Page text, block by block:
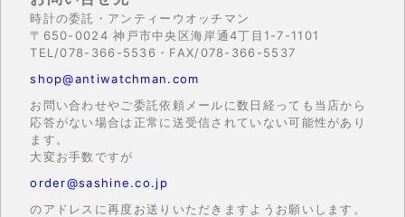
時計の委託・アンティーウオッチマン
〒650-0024 神戸市中央区海岸通4丁目1-7-1101
TEL/078-366-5536・FAX/078-366-5537
shop@antiwatchman.com
お問い合わせやご委託依頼メールに数日経っても当店から
応答がない場合は正常に送受信されていない可能性があり
ます。
大変お手数ですが
order@sashine.co.jp
のアドレスに再度お送りいただきますようお願いします。